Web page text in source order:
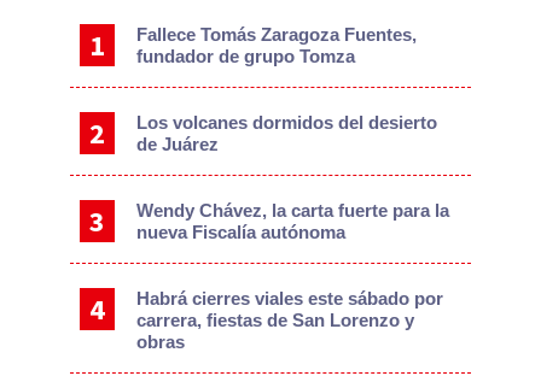
Fallece Tomás Zaragoza Fuentes,
fundador de grupo Tomza
Los volcanes dormidos del desierto
de Juárez
Wendy Chávez, la carta fuerte para la
nueva Fiscalía autónoma
Habrá cierres viales este sábado por
carrera, fiestas de San Lorenzo y
obras